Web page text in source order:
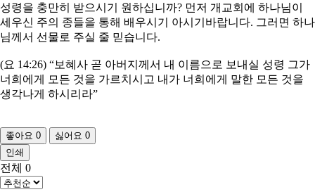
성령을 충만히 받으시기 원하십니까? 먼저 개교회에 하나님이
세우신 주의 종들을 통해 배우시기 아시기바랍니다. 그러면 하나
님께서 선물로 주실 줄 믿습니다.
(요 14:26) “보혜사 곧 아버지께서 내 이름으로 보내실 성령 그가
너희에게 모든 것을 가르치시고 내가 너희에게 말한 모든 것을
생각나게 하시리라”
좋아요 0 싫어요 0
인쇄
전체 0